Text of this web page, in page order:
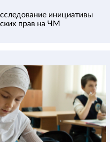
инициативы
прав на ЧМ